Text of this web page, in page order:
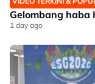
Gelombang haba
1 day ago